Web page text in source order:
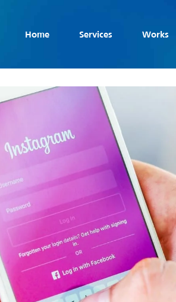
Home Services Works